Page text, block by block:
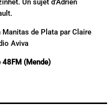
Un sujet d’Adrien
de Plata par Claire
Aviva
48FM (Mende)